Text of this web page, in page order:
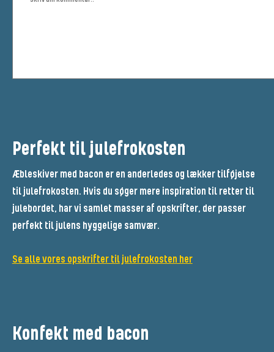
Perfekt til julefrokosten
Æbleskiver med bacon er en anderledes og lækker tilføjelse
til julefrokosten. Hvis du søger mere inspiration til retter til
julebordet, har vi samlet masser af opskrifter, der passer
perfekt til julens hyggelige samvær.
Se alle vores opskrifter til julefrokosten her
Konfekt med bacon